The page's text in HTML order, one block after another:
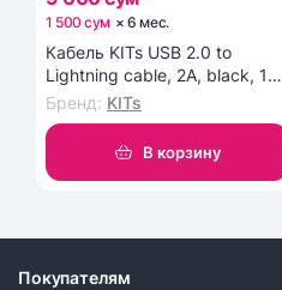
1 500 сум × 6 мес.
Кабель KITs USB 2.0 to
Lightning cable, 2A, black, 1m
(KITS-W-003)
Бренд: KITs
В корзину
Покупателям